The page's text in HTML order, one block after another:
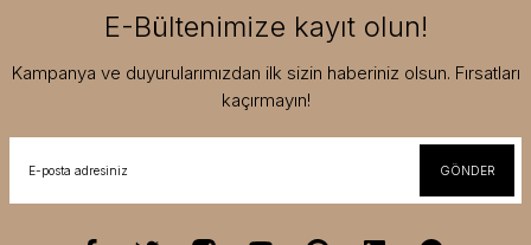
E-Bültenimize kayıt olun!
Kampanya ve duyurularımızdan ilk sizin haberiniz olsun. Fırsatları
kaçırmayın!
GÖNDER